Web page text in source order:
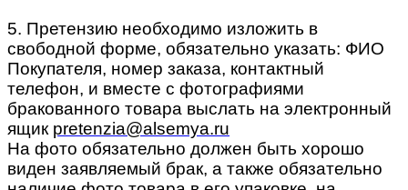
5. Претензию необходимо изложить в
свободной форме, обязательно указать: ФИО
Покупателя, номер заказа, контактный
телефон, и вместе с фотографиями
бракованного товара выслать на электронный
ящик pretenzia@alsemya.ru
На фото обязательно должен быть хорошо
виден заявляемый брак, а также обязательно